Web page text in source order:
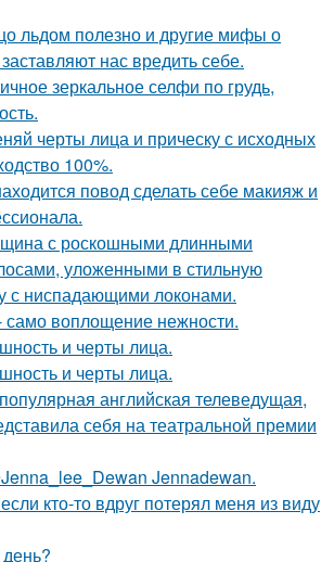
льдом полезно и другие мифы о
нас вредить себе.
зеркальное селфи по грудь,
черты лица и прическу с исходных
100%.
повод сделать себе макияж и
с роскошными длинными
уложенными в стильную
с ниспадающими локонами.
само воплощение нежности.
и черты лица.
и черты лица.
английская телеведущая,
себя на театральной премии
Jennadewan.
кто-то вдруг потерял меня из виду